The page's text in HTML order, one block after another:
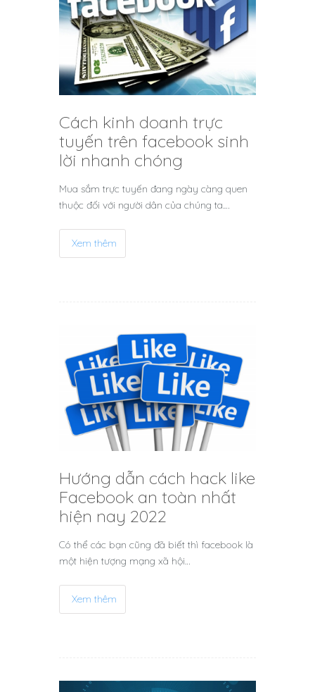
Cách kinh doanh trực
tuyến trên facebook sinh
lời nhanh chóng
Mua sắm trực tuyến đang ngày càng quen
thuộc đối với người dân của chúng ta.…
Xem thêm
Hướng dẫn cách hack like
Facebook an toàn nhất
hiện nay 2022
Có thể các bạn cũng đã biết thì facebook là
một hiện tượng mạng xã hội…
Xem thêm